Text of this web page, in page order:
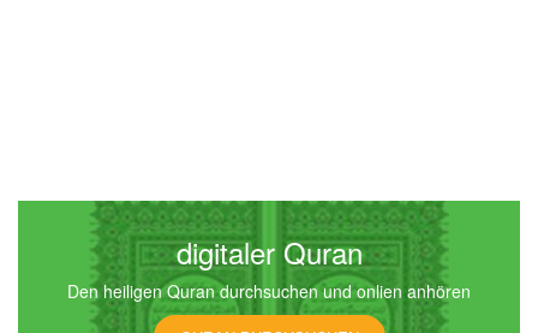
digitaler Quran
Den heiligen Quran durchsuchen und onlien anhören